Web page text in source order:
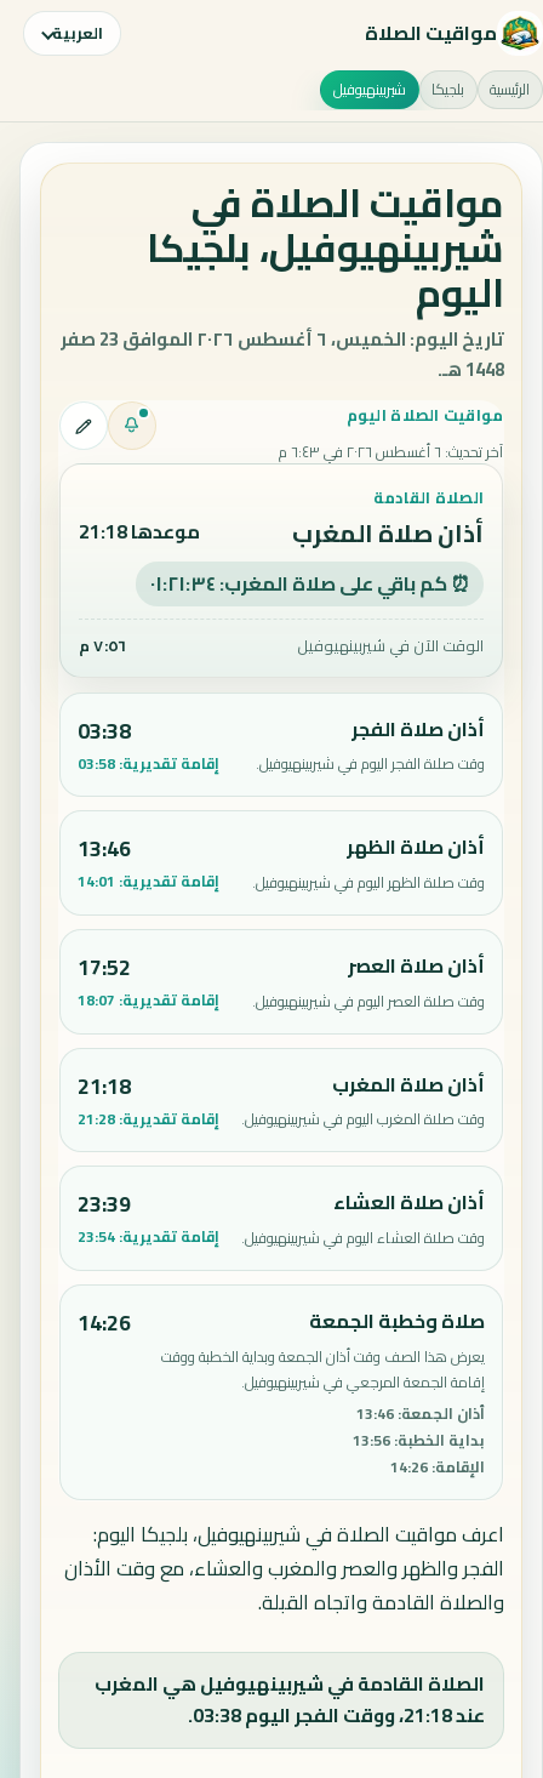
مواقيت الصلاة العربية
الرئيسية بلجيكا شيربينهيوفيل
مواقيت الصلاة في
شيربينهيوفيل، بلجيكا
اليوم
تاريخ اليوم: الخميس، ٦ أغسطس ٢٠٢٦ الموافق 23 صفر
1448 هـ.
مواقيت الصلاة اليوم
آخر تحديث: ٦ أغسطس ٢٠٢٦ في ٦:٤٣ م
الصلاة القادمة
أذان صلاة المغرب موعدها 21:18
⏰ كم باقي على صلاة المغرب: ٠١:٢١:٣٣
الوقت الآن في شيربينهيوفيل ٧:٥٦ م
أذان صلاة الفجر
وقت صلاة الفجر اليوم في شيربينهيوفيل.
03:38
إقامة تقديرية:03:58
أذان صلاة الظهر
وقت صلاة الظهر اليوم في شيربينهيوفيل.
13:46
إقامة تقديرية: 14:01
أذان صلاة العصر
وقت صلاة العصر اليوم في شيربينهيوفيل.
17:52
إقامة تقديرية: 18:07
أذان صلاة المغرب
وقت صلاة المغرب اليوم في شيربينهيوفيل.
21:18
إقامة تقديرية:21:28
أذان صلاة العشاء
وقت صلاة العشاء اليوم في شيربينهيوفيل.
23:39
إقامة تقديرية:23:54
صلاة وخطبة الجمعة
يعرض هذا الصف وقت أذان الجمعة وبداية الخطبة ووقت
إقامة الجمعة المرجعي في شيربينهيوفيل.
أذان الجمعة:
13:46
بداية الخطبة:
13:56
الإقامة:
14:26
14:26
اعرف مواقيت الصلاة في شيربينهيوفيل، بلجيكا اليوم:
الفجر والظهر والعصر والمغرب والعشاء، مع وقت الأذان
والصلاة القادمة واتجاه القبلة.
الصلاة القادمة في شيربينهيوفيل هي المغرب
عند 21:18، ووقت الفجر اليوم 03:38.